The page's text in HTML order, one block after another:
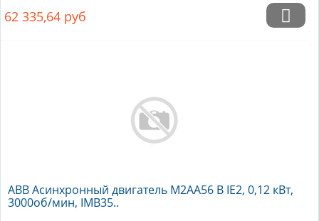
62 335,64 руб
ABB Асинхронный двигатель M2AA56 B IE2, 0,12 кВт,
3000об/мин, IMB35..